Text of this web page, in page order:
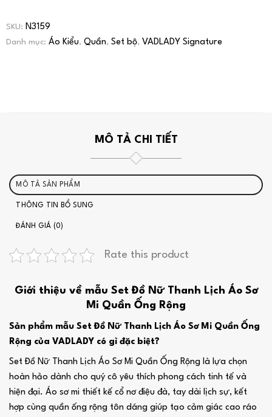
SKU: N3159
Danh mục: Áo Kiểu, Quần, Set bộ, VADLADY Signature
MÔ TẢ CHI TIẾT
MÔ TẢ SẢN PHẨM
THÔNG TIN BỔ SUNG
ĐÁNH GIÁ (0)
Rate this product
Giới thiệu về mẫu Set Đồ Nữ Thanh Lịch Áo Sơ
Mi Quần Ống Rộng
Sản phẩm mẫu Set Đồ Nữ Thanh Lịch Áo Sơ Mi Quần Ống
Rộng của VADLADY có gì đặc biệt?
Set Đồ Nữ Thanh Lịch Áo Sơ Mi Quần Ống Rộng là lựa chọn
hoàn hảo dành cho quý cô yêu thích phong cách tinh tế và
hiện đại. Áo sơ mi thiết kế cổ nơ điệu đà, tay dài lịch sự, kết
hợp cùng quần ống rộng tôn dáng giúp tạo cảm giác cao ráo